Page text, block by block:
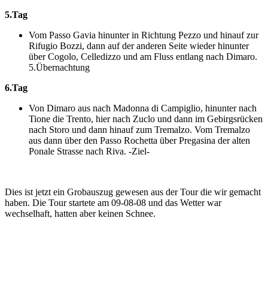
5.Tag
Vom Passo Gavia hinunter in Richtung Pezzo und hinauf zur
Rifugio Bozzi, dann auf der anderen Seite wieder hinunter
über Cogolo, Celledizzo und am Fluss entlang nach Dimaro.
5.Übernachtung
6.Tag
Von Dimaro aus nach Madonna di Campiglio, hinunter nach
Tione die Trento, hier nach Zuclo und dann im Gebirgsrücken
nach Storo und dann hinauf zum Tremalzo. Vom Tremalzo
aus dann über den Passo Rochetta über Pregasina der alten
Ponale Strasse nach Riva. -Ziel-
Dies ist jetzt ein Grobauszug gewesen aus der Tour die wir gemacht
haben. Die Tour startete am 09-08-08 und das Wetter war
wechselhaft, hatten aber keinen Schnee.